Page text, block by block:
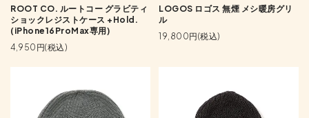
ROOT CO. ルートコー グラビティ
ショックレジストケース +Hold.
(iPhone16ProMax専用)
4,950円(税込)
LOGOS ロゴス 無煙 メシ暖房グリ
ル
19,800円(税込)